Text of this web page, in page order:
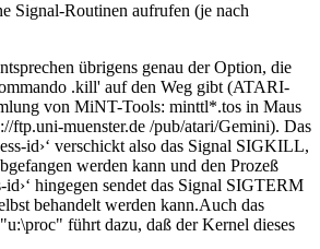
Signal-Routinen aufrufen (je nach
übrigens genau der Option, die
.kill' auf den Weg gibt (ATARI-
von MiNT-Tools: minttl*.tos in Maus
ftp.uni-muenster.de /pub/atari/Gemini). Das
id›‘ verschickt also das Signal SIGKILL,
werden kann und den Prozeß
hingegen sendet das Signal SIGTERM
behandelt werden kann.Auch das
führt dazu, daß der Kernel dieses